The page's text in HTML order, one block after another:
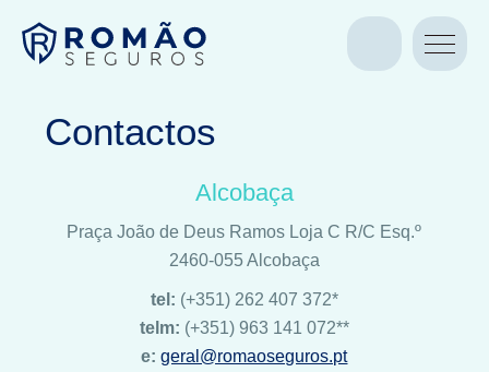
QUEM SOMOS SEGUROS
Contactos
Alcobaça
Praça João de Deus Ramos Loja C R/C Esq.º
2460-055 Alcobaça
tel: (+351) 262 407 372*
telm: (+351) 963 141 072**
e: geral@romaoseguros.pt